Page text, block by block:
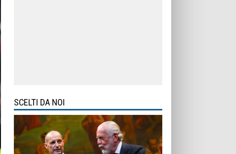
SCELTI DA NOI